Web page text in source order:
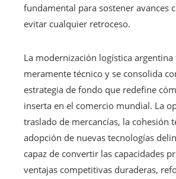
fundamental para sostener avances
evitar cualquier retroceso.
La modernización logística
meramente técnico y se consolida
estrategia de fondo que redefine
inserta en el comercio mundial. La
traslado de mercancías, la cohesión
adopción de nuevas tecnologías
capaz de convertir las capacidades
ventajas competitivas duraderas,